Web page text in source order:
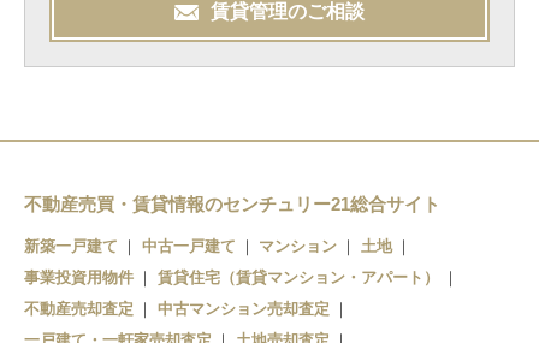
賃貸管理のご相談
不動産売買・賃貸情報のセンチュリー21総合サイト
新築一戸建て 中古一戸建て マンション
土地
事業投資用物件
賃貸住宅（賃貸マンション・アパート）
不動産売却査定
中古マンション売却査定